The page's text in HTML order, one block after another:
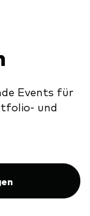
Events für
und